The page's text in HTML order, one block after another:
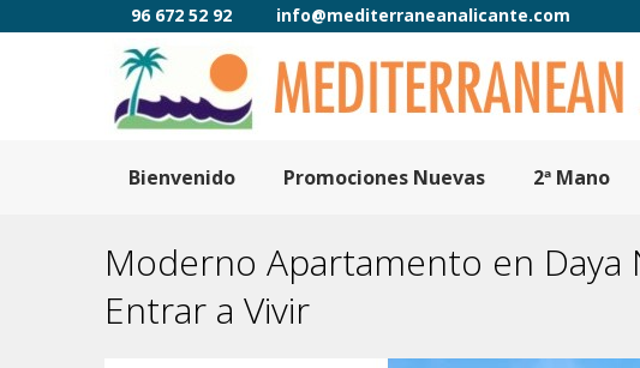
96 672 52 92 info@mediterraneanalicante.com
Bienvenido Promociones Nuevas 2ª Mano
Moderno Apartamento en Daya
Entrar a Vivir